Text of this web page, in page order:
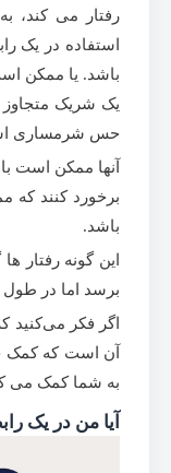
رفتار می کند،
استفاده در یک
باشد. یا ممکن
یک شریک متجاوز
حس شرمساری
آنها ممکن است با
برخورد کنند که
باشد.
این گونه رفتار
برسد اما در طول
اگر فکر می‌کنید
آن است که کمک
به شما کمک می
آیا من در یک